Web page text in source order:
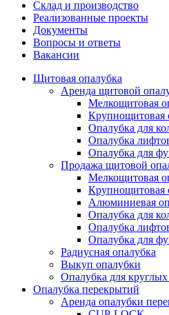
Склад и производство
Реализованные проекты
Документы
Вопросы и ответы
Вакансии
Щитовая опалубка
Аренда щитовой
Мелкощитовая
Крупнощитовая
Опалубка для
Опалубка
Опалубка для
Продажа щитовой
Мелкощитовая
Крупнощитовая
Алюминиевая
Опалубка для
Опалубка
Опалубка для
Радиусная опалубка
Выкуп опалубки
Опалубка для
Опалубка перекрытий
Аренда опалубки